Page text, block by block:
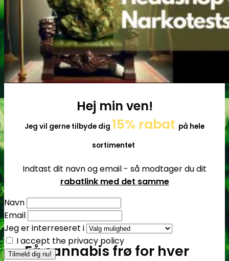
Tilbehør
Få cannabis frø for hver
Hej min ven!
Jeg vil gerne tilbyde dig 15% rabat på hele
sortimentet
Indtast dit navn og email - så modtager du dit
rabatlink med det samme
Navn
Email
Jeg er interreseret i
I accept the privacy policy